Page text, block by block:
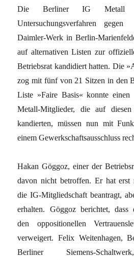
Die Berliner IG Metall
Untersuchungsverfahren
Daimler-Werk in Berlin-
auf alternativen Listen zur
Betriebsrat kandidiert hatten. Die
zog mit fünf von 21 Sitzen in den
Liste »Faire Basis« konnte
Metall-Mitglieder, die auf
kandierten, müssen nun mit
einem Gewerkschaftsausschluss
Hakan Göggoz, einer der
davon nicht betroffen. Er hat erst
die IG-Mitgliedschaft beantragt,
erhalten. Göggoz berichtet,
den oppositionellen
verweigert. Felix Weitenhagen,
Berliner Siemens-